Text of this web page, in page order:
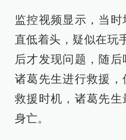
监控视频显示，当
直低着头，疑似在玩
后才发现问题，随
诸葛先生进行救援
救援时机，诸葛先
身亡。